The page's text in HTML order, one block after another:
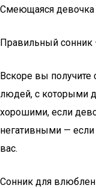
Смеющаяся девочка
Правильный сонник
Вскоре вы
людей, с которыми
хорошими, если
негативными — если
вас.
Сонник для